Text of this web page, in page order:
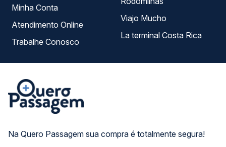
Na Quero Passagem sua compra é totalmente segura!
Minha Conta
Atendimento Online
Trabalhe Conosco
Viajo Mucho
La terminal Costa Rica